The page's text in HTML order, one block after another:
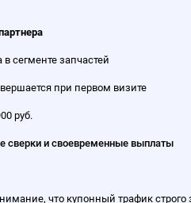
запчастей
при первом визите
руб.
сверки и своевременные выплаты
что купонный трафик строго